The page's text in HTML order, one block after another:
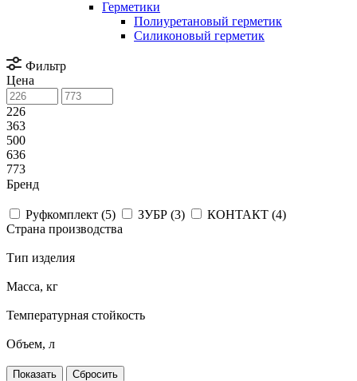
Герметики
Полиуретановый герметик
Силиконовый герметик
Фильтр
Цена
226
363
500
636
773
Бренд
Руфкомплект (5) ЗУБР (3) КОНТАКТ (4)
Страна производства
Тип изделия
Масса, кг
Температурная стойкость
Объем, л
Сбросить